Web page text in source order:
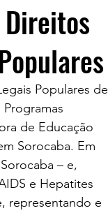
Populares de
de Educação
Sorocaba. Em
– e,
e Hepatites
representando e